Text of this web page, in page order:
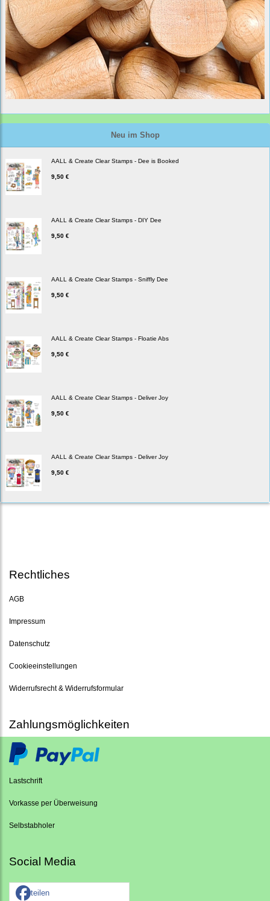
Neu im Shop
AALL & Create Clear Stamps - Dee is Booked
9,50 €
AALL & Create Clear Stamps - DIY Dee
9,50 €
AALL & Create Clear Stamps - Sniffly Dee
9,50 €
AALL & Create Clear Stamps - Floatie Abs
9,50 €
AALL & Create Clear Stamps - Deliver Joy
9,50 €
AALL & Create Clear Stamps - Deliver Joy
9,50 €
Rechtliches
AGB
Impressum
Datenschutz
Cookieeinstellungen
Widerrufsrecht & Widerrufsformular
Zahlungsmöglichkeiten
Lastschrift
Vorkasse per Überweisung
Selbstabholer
Social Media
teilen